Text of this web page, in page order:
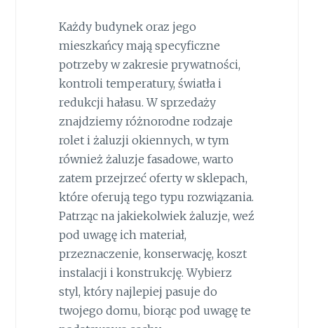
Każdy budynek oraz jego
mieszkańcy mają specyficzne
potrzeby w zakresie prywatności,
kontroli temperatury, światła i
redukcji hałasu. W sprzedaży
znajdziemy różnorodne rodzaje
rolet i żaluzji okiennych, w tym
również żaluzje fasadowe, warto
zatem przejrzeć oferty w sklepach,
które oferują tego typu rozwiązania.
Patrząc na jakiekolwiek żaluzje, weź
pod uwagę ich materiał,
przeznaczenie, konserwację, koszt
instalacji i konstrukcję. Wybierz
styl, który najlepiej pasuje do
twojego domu, biorąc pod uwagę te